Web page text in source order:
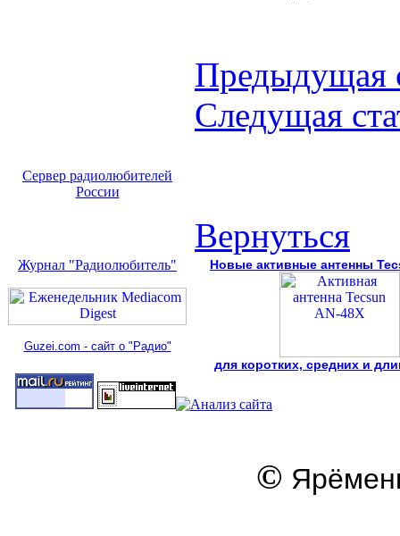
Предыдущая
Следущая
Вернуться
Сервер радиолюбителей
России
Журнал "Радиолюбитель"
Guzei.com - сайт о "Радио"
Новые активные антенны
для коротких, средних и
©